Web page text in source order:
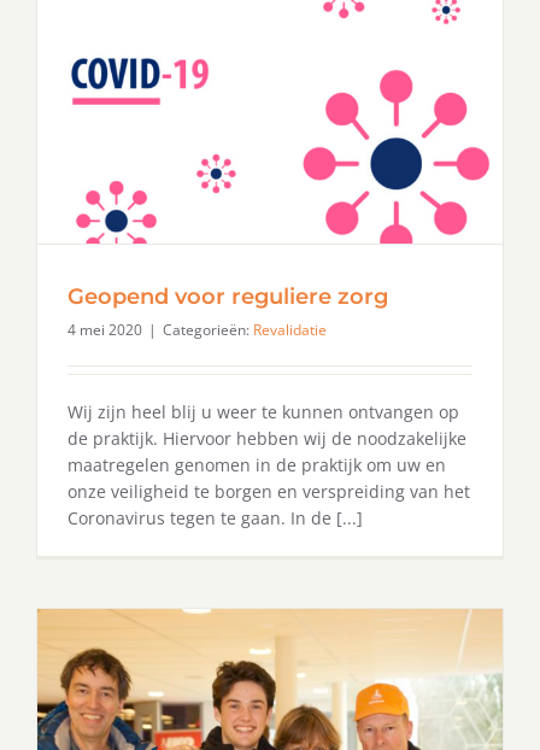
Geopend voor reguliere zorg
4 mei 2020 | Categorieën: Revalidatie
Wij zijn heel blij u weer te kunnen ontvangen op
de praktijk. Hiervoor hebben wij de noodzakelijke
maatregelen genomen in de praktijk om uw en
onze veiligheid te borgen en verspreiding van het
Coronavirus tegen te gaan. In de [...]